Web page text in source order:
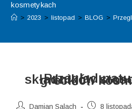
kosmetykach
> 2023 > listopad > BLOG >
Przegląd naturalnych składników
Damian Salach 8